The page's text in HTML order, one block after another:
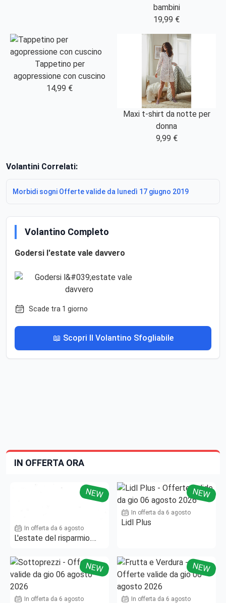
bambini
19,99 €
Tappetino per
agopressione con cuscino
14,99 €
Maxi t-shirt da notte per
donna
9,99 €
Volantini Correlati:
Morbidi sogni Offerte valide da lunedì 17 giugno 2019
Volantino Completo
Godersi l'estate vale davvero
Scade tra 1 giorno
📖 Scopri Il Volantino Sfogliabile
IN OFFERTA ORA
NEW
In offerta da 6 agosto
L'estate del risparmio.
NEW
In offerta da 6 agosto
Lidl Plus
NEW
In offerta da 6 agosto
NEW
In offerta da 6 agosto